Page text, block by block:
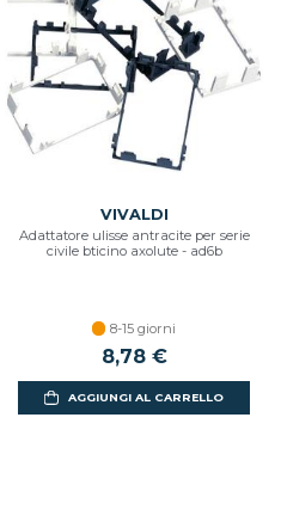
VIVALDI
Adattatore ulisse antracite per serie
civile bticino axolute - ad6b
8-15 giorni
8,78 €
AGGIUNGI AL CARRELLO